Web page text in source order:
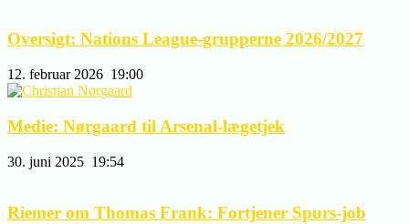
Oversigt: Nations League-grupperne 2026/2027
12. februar 2026 19:00
Medie: Nørgaard til Arsenal-lægetjek
30. juni 2025 19:54
Riemer om Thomas Frank: Fortjener Spurs-job